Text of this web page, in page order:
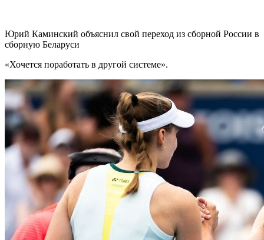
Юрий Каминский объяснил свой переход из сборной России в
сборную Беларуси
«Хочется поработать в другой системе».